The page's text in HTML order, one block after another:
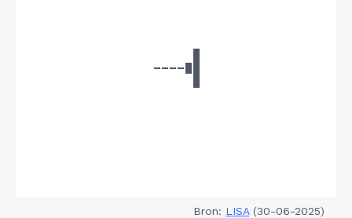
Bron: LISA(30-06-2025)